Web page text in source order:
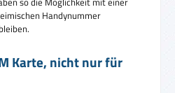
Handynummer
Karte, nicht nur für